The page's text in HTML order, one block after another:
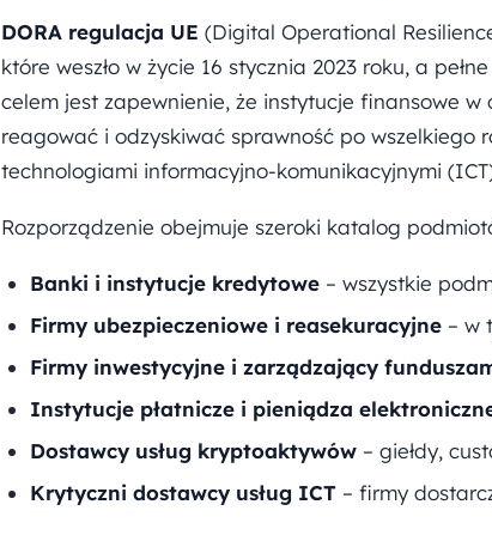
DORA regulacja UE (Digital Operational
które weszło w życie 16 stycznia 2023 roku, a
celem jest zapewnienie, że instytucje finansowe w
reagować i odzyskiwać sprawność po wszelkiego
technologiami informacyjno-komunikacyjnymi
Rozporządzenie obejmuje szeroki katalog
Banki i instytucje kredytowe – wszystkie
Firmy ubezpieczeniowe i reasekuracyjne – w
Firmy inwestycyjne i zarządzający
Instytucje płatnicze i pieniądza
Dostawcy usług kryptoaktywów – giełdy,
Krytyczni dostawcy usług ICT – firmy